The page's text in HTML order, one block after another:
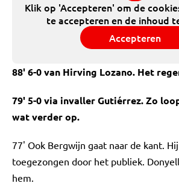
Klik op 'Accepteren' om de
te accepteren en de inhoud
Accepteren
88' 6-0 van Hirving Lozano. Het
79' 5-0 via invaller Gutiérrez. Zo
wat verder op.
77' Ook Bergwijn gaat naar de kant.
toegezongen door het publiek.
hem.